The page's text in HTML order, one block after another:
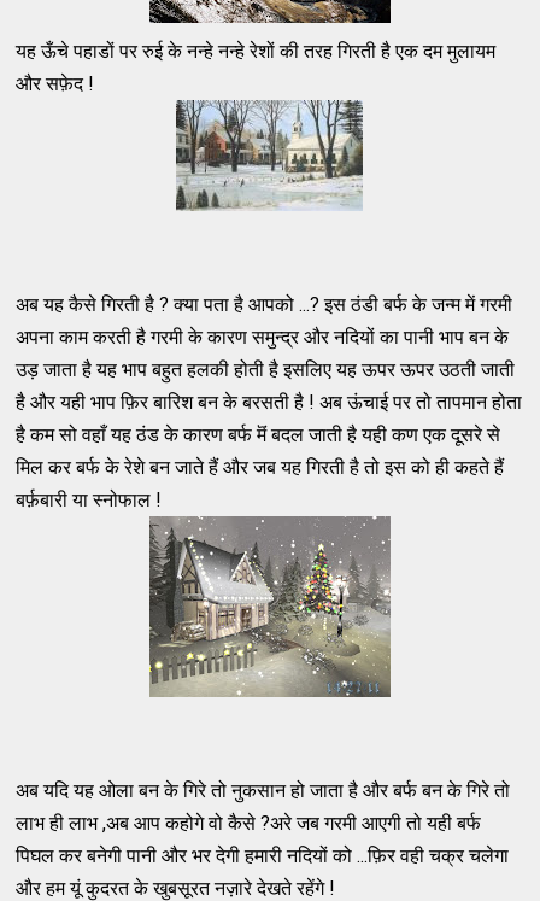
यह ऊँचे पहाडों पर रुई के नन्हे नन्हे रेशों की तरह गिरती है एक दम मुलायम
और सफ़ेद !
अब यह कैसे गिरती है ? क्या पता है आपको ...? इस ठंडी बर्फ के जन्म में गरमी
अपना काम करती है गरमी के कारण समुन्द्र और नदियों का पानी भाप बन के
उड़ जाता है यह भाप बहुत हलकी होती है इसलिए यह ऊपर ऊपर उठती जाती
है और यही भाप फ़िर बारिश बन के बरसती है ! अब ऊंचाई पर तो तापमान होता
है कम सो वहाँ यह ठंड के कारण बर्फ मॆं बदल जाती है यही कण एक दूसरे से
मिल कर बर्फ के रेशे बन जाते हैं और जब यह गिरती है तो इस को ही कहते हैं
बर्फ़बारी या स्नोफाल !
अब यदि यह ओला बन के गिरे तो नुकसान हो जाता है और बर्फ बन के गिरे तो
लाभ ही लाभ ,अब आप कहोगे वो कैसे ?अरे जब गरमी आएगी तो यही बर्फ
पिघल कर बनेगी पानी और भर देगी हमारी नदियों को ...फ़िर वही चक्र चलेगा
और हम यूं कुदरत के खुबसूरत नज़ारे देखते रहेंगे !